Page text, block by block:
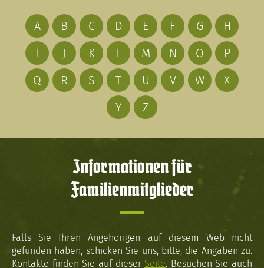
A B C D E F G
H
I
J K L M N O
P
Q
R S T U V W
X
Y
Z
Informationen für
Familienmitglieder
Falls Sie Ihren Angehörigen auf diesem Web nicht
gefunden haben, schicken Sie uns, bitte, die Angaben zu.
Kontakte finden Sie auf dieser Seite. Besuchen Sie auch